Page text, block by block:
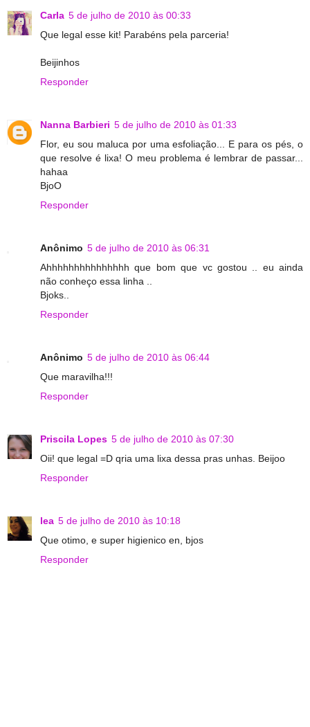
Carla 5 de julho de 2010 às 00:33
Que legal esse kit! Parabéns pela parceria!
Beijinhos
Responder
Nanna Barbieri 5 de julho de 2010 às 01:33
Flor, eu sou maluca por uma esfoliação... E para os pés, o
que resolve é lixa! O meu problema é lembrar de passar...
hahaa
BjoO
Responder
Anônimo 5 de julho de 2010 às 06:31
Ahhhhhhhhhhhhhhh que bom que vc gostou .. eu ainda
não conheço essa linha ..
Bjoks..
Responder
Anônimo 5 de julho de 2010 às 06:44
Que maravilha!!!
Responder
Priscila Lopes 5 de julho de 2010 às 07:30
Oii! que legal =D qria uma lixa dessa pras unhas. Beijoo
Responder
lea 5 de julho de 2010 às 10:18
Que otimo, e super higienico en, bjos
Responder